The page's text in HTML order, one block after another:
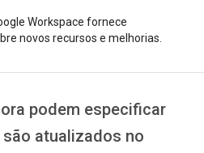
Workspace fornece
novos recursos e melhorias.
podem especificar
atualizados no